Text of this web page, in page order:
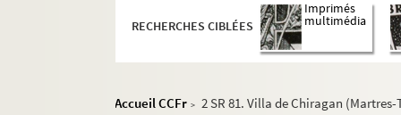
RECHERCHES CIBLÉES
Imprimés
multimédia
Accueil CCFr > 2 SR 81. Villa de Chiragan